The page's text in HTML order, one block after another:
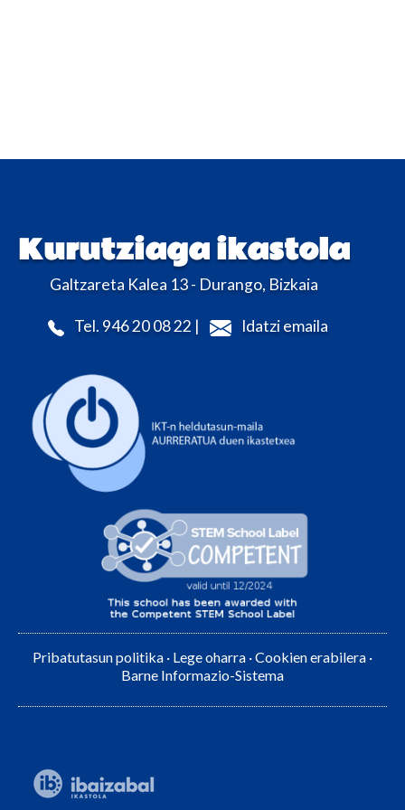
Kurutziaga ikastola
Galtzareta Kalea 13 - Durango, Bizkaia
Tel. 946 20 08 22 | Idatzi emaila
Pribatutasun politika · Lege oharra ·Cookien erabilera ·
Barne Informazio-Sistema